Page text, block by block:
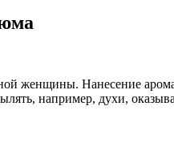
женщины. Нанесение
например, духи,